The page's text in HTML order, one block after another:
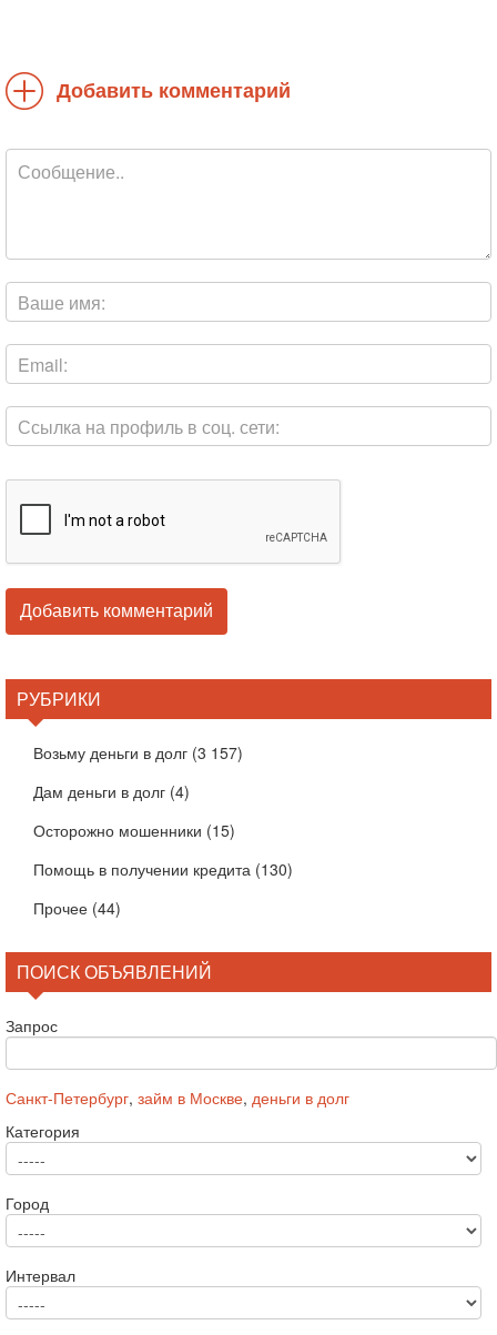
Добавить комментарий
РУБРИКИ
Возьму деньги в долг (3 157)
Дам деньги в долг (4)
Осторожно мошенники (15)
Помощь в получении кредита (130)
Прочее (44)
ПОИСК ОБЪЯВЛЕНИЙ
Запрос
Санкт-Петербург, займ в Москве, деньги в долг
Категория
Город
Интервал